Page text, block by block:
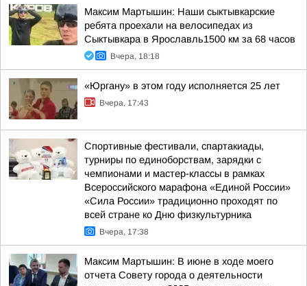
Максим Мартышин: Наши сыктывкарские
ребята проехали на велосипедах из
Сыктывкара в Ярославль1500 км за 68 часов
Вчера, 18:18
«Юргану» в этом году исполняется 25 лет
Вчера, 17:43
Спортивные фестивали, спартакиады,
турниры по единоборствам, зарядки с
чемпионами и мастер-классы в рамках
Всероссийского марафона «Единой России»
«Сила России» традиционно проходят по
всей стране ко Дню физкультурника
Вчера, 17:38
Максим Мартышин: В июне в ходе моего
отчета Совету города о деятельности